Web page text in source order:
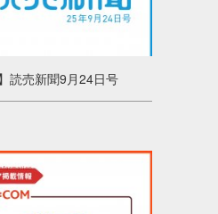
読売新聞9月24日号